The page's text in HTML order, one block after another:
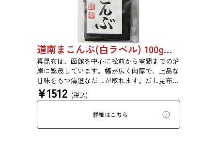
道南まこんぶ(白ラベル) 100g 6816
真昆布は、函館を中心に松前から室蘭までの沿
岸に繁茂しています。幅が広く肉厚で、上品な
甘味をもつ清澄なだしが取れます。だし昆布、
塩昆布、おぼろ昆布、とろろ昆布、佃煮、バッ
テラなどに用いられます。
¥1512 (税込)
詳細はこちら